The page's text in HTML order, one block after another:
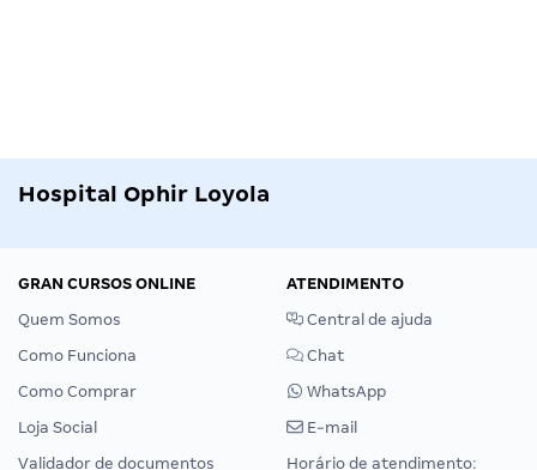
Hospital Ophir Loyola
GRAN CURSOS ONLINE
Quem Somos
Como Funciona
Como Comprar
Loja Social
Validador de documentos
ATENDIMENTO
Central de ajuda
Chat
WhatsApp
E-mail
Horário de atendimento: